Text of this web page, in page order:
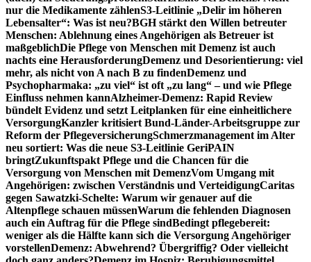
nur die Medikamente zählenS3-Leitlinie „Delir im höheren
Lebensalter“: Was ist neu?BGH stärkt den Willen betreuter
Menschen: Ablehnung eines Angehörigen als Betreuer ist
maßgeblichDie Pflege von Menschen mit Demenz ist auch
nachts eine HerausforderungDemenz und Desorientierung: viel
mehr, als nicht von A nach B zu findenDemenz und
Psychopharmaka: „zu viel“ ist oft „zu lang“ – und wie Pflege
Einfluss nehmen kannAlzheimer-Demenz: Rapid Review
bündelt Evidenz und setzt Leitplanken für eine einheitlichere
VersorgungKanzler kritisiert Bund-Länder-Arbeitsgruppe zur
Reform der PflegeversicherungSchmerzmanagement im Alter
neu sortiert: Was die neue S3-Leitlinie GeriPAIN
bringtZukunftspakt Pflege und die Chancen für die
Versorgung von Menschen mit DemenzVom Umgang mit
Angehörigen: zwischen Verständnis und VerteidigungCaritas
gegen Sawatzki-Schelte: Warum wir genauer auf die
Altenpflege schauen müssenWarum die fehlenden Diagnosen
auch ein Auftrag für die Pflege sindBedingt pflegebereit:
weniger als die Hälfte kann sich die Versorgung Angehöriger
vorstellenDemenz: Abwehrend? Übergriffig? Oder vielleicht